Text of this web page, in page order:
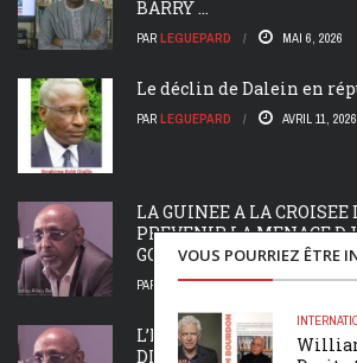
VOUS POURRIEZ ÊTRE
BARRY ...
PAR LEGUEPARD MAI 6, 2026
Le déclin de Dalein en
PAR LEGUEPARD AVRIL 11, 2026
LA GUINEE A LA CROISEE
PREVENIR LA MENACE
GOUVERNANCE ...
PAR LEGUEPARD MARS 24,
L’HERITAGE COLONIAL A
DIFFEREND FRONTALIER